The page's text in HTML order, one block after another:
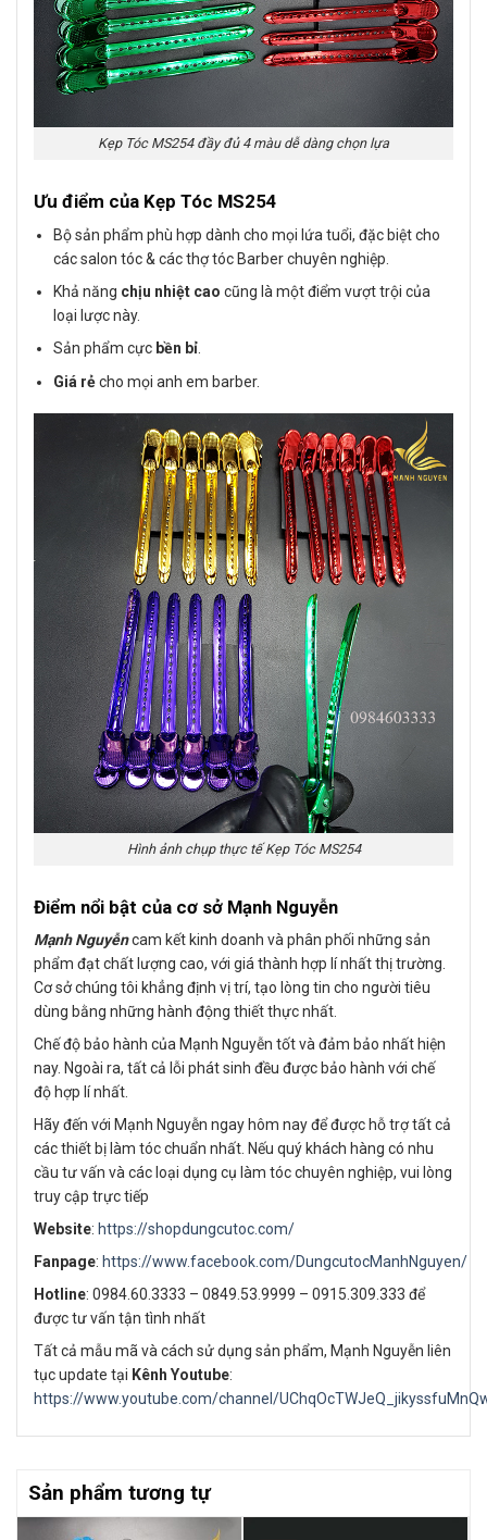
Kẹp Tóc MS254 đầy đủ 4 màu dễ dàng chọn lựa
Ưu điểm của Kẹp Tóc MS254
Bộ sản phẩm phù hợp dành cho mọi lứa tuổi, đặc biệt cho
các salon tóc & các thợ tóc Barber chuyên nghiệp.
Khả năng chịu nhiệt cao cũng là một điểm vượt trội của
loại lược này.
Sản phẩm cực bền bỉ.
Giá rẻcho mọi anh em barber.
Hình ảnh chụp thực tế Kẹp Tóc MS254
Điểm nổi bật của cơ sở Mạnh Nguyễn
Mạnh Nguyễncam kết kinh doanh và phân phối những sản
phẩm đạt chất lượng cao, với giá thành hợp lí nhất thị trường.
Cơ sở chúng tôi khẳng định vị trí, tạo lòng tin cho người tiêu
dùng bằng những hành động thiết thực nhất.
Chế độ bảo hành của Mạnh Nguyễn tốt và đảm bảo nhất hiện
nay. Ngoài ra, tất cả lỗi phát sinh đều được bảo hành với chế
độ hợp lí nhất.
Hãy đến với Mạnh Nguyễn ngay hôm nay để được hỗ trợ tất cả
các thiết bị làm tóc chuẩn nhất. Nếu quý khách hàng có nhu
cầu tư vấn và các loại dụng cụ làm tóc chuyên nghiệp, vui lòng
truy cập trực tiếp
Website: https://shopdungcutoc.com/
Fanpage: https://www.facebook.com/DungcutocManhNguyen/
Hotline: 0984.60.3333 – 0849.53.9999 – 0915.309.333 để
được tư vấn tận tình nhất
Tất cả mẫu mã và cách sử dụng sản phẩm, Mạnh Nguyễn liên
tục update tại Kênh Youtube:
https://www.youtube.com/channel/
Sản phẩm tương tự